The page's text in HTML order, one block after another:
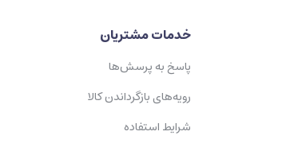
خدمات مشتریان
پاسخ به پرسش‌ها
رویه‌های بازگرداندن کالا
شرایط استفاده